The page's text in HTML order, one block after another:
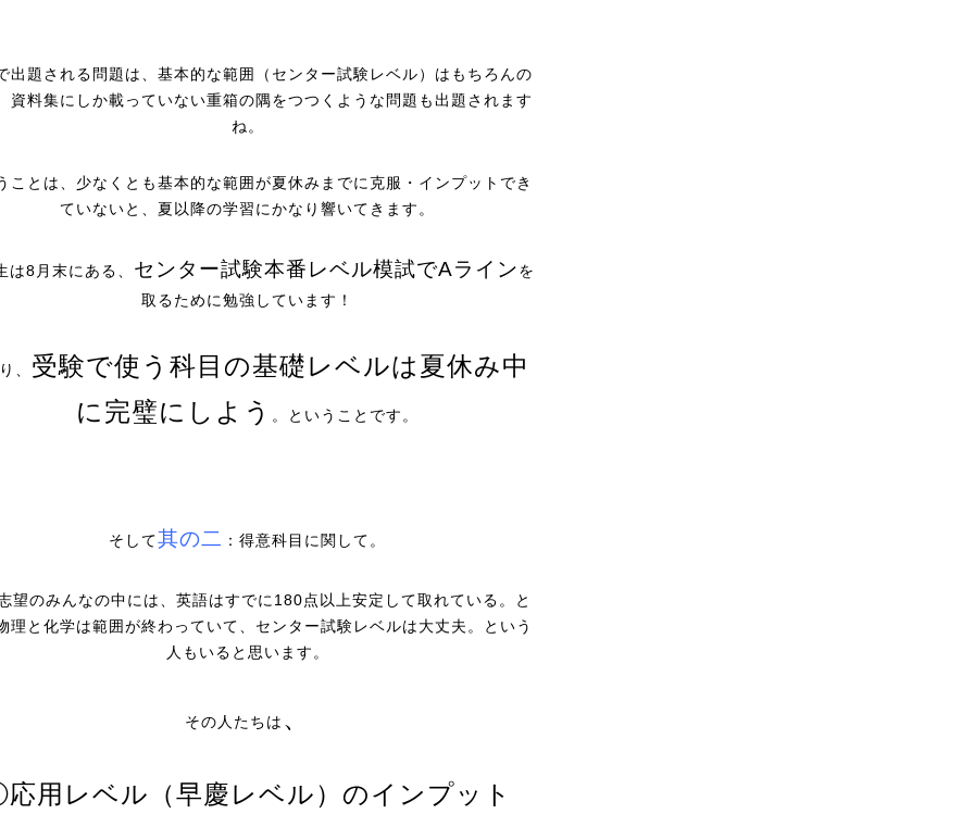
出題される問題は、基本的な範囲（センター試験レベル）はもちろんの
資料集にしか載っていない重箱の隅をつつくような問題も出題されます
ね。
ことは、少なくとも基本的な範囲が夏休みまでに克服・インプットでき
ていないと、夏以降の学習にかなり響いてきます。
は8月末にある、 センター試験本番レベル模試でAラインを
取るために勉強しています！
、 受験で使う科目の基礎レベルは夏休み中
に完璧にしよう
。ということです。
そして其の二 ：得意科目に関して。
望のみんなの中には、英語はすでに180点以上安定して取れている。と
理と化学は範囲が終わっていて、センター試験レベルは大丈夫。という
人もいると思います。
その人たちは 、
用レベル（早慶レベル）のインプット